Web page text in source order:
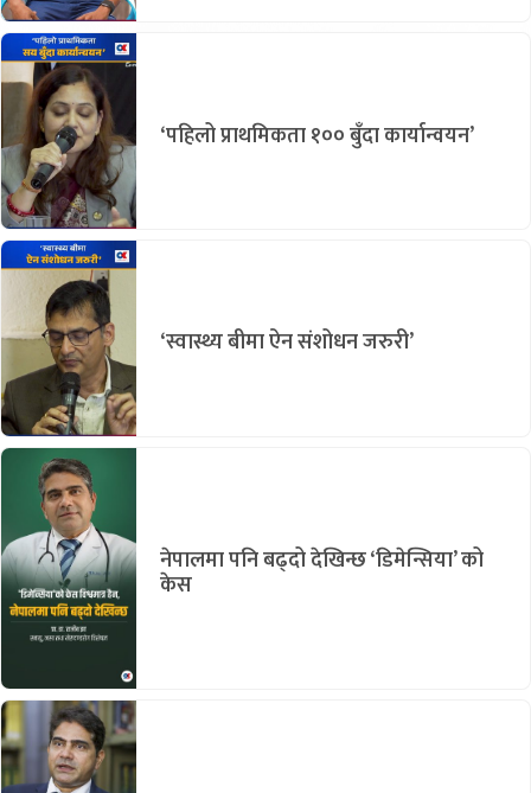
‘पहिलो प्राथमिकता १०० बुँदा कार्यान्वयन’
‘स्वास्थ्य बीमा ऐन संशोधन जरुरी’
नेपालमा पनि बढ्दो देखिन्छ ‘डिमेन्सिया’ को
केस